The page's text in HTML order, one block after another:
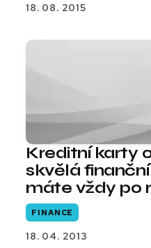
18. 08. 2015
Kreditní karty
skvělá
máte vždy po
FINANCE
18. 04. 2013